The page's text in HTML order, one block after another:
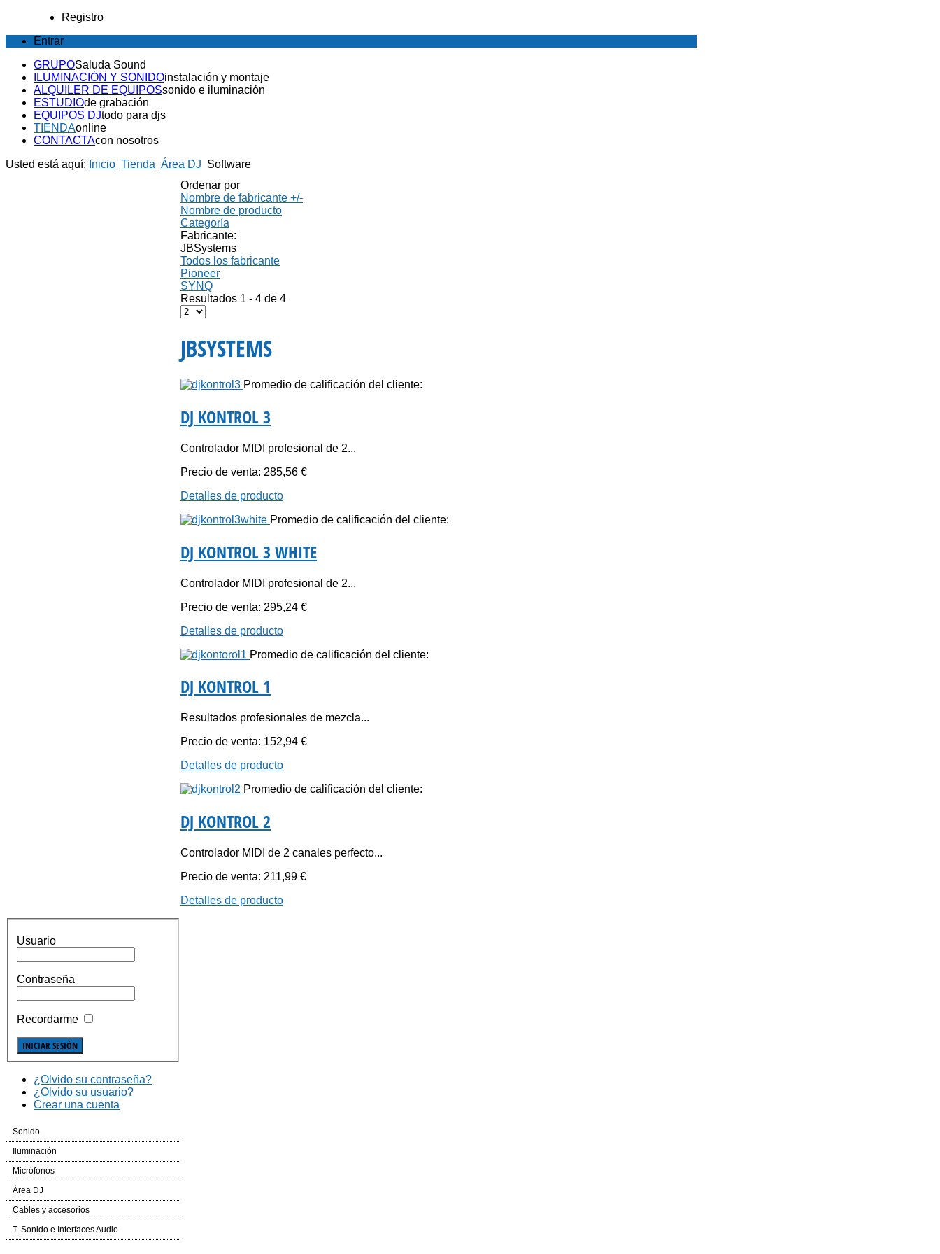
Registro
Entrar
GRUPOSaluda Sound
ILUMINACIÓN Y SONIDOinstalación y montaje
ALQUILER DE EQUIPOSsonido e iluminación
ESTUDIOde grabación
EQUIPOS DJtodo para djs
TIENDAonline
CONTACTAcon nosotros
Usted está aquí: Inicio Tienda Área DJ Software
Ordenar por
Nombre de fabricante +/-
Nombre de producto
Categoría
Fabricante:
JBSystems
Todos los fabricante
Pioneer
SYNQ
Resultados 1 - 4 de 4
JBSYSTEMS
Promedio de calificación del cliente:
DJ KONTROL 3
Controlador MIDI profesional de 2...
Precio de venta: 285,56 €
Detalles de producto
Promedio de calificación del cliente:
DJ KONTROL 3 WHITE
Controlador MIDI profesional de 2...
Precio de venta: 295,24 €
Detalles de producto
Promedio de calificación del cliente:
DJ KONTROL 1
Resultados profesionales de mezcla...
Precio de venta: 152,94 €
Detalles de producto
Promedio de calificación del cliente:
DJ KONTROL 2
Controlador MIDI de 2 canales perfecto...
Precio de venta: 211,99 €
Detalles de producto
Usuario
Contraseña
Recordarme
¿Olvido su contraseña?
¿Olvido su usuario?
Crear una cuenta
Sonido
Cajas Automplificadas
Etapas de potencia y amplificadores
Dinámica
Auriculares
Iluminación
Efectos LED
Cabezas LED
Controladores
Micrófonos
Inalámbricos
Conferencias e Instalación
Voz e Instrumentos
Área DJ
CD´S
Mesas de Mezcla
Cables y accesorios
Iluminación y corriente
T. Sonido e Interfaces Audio